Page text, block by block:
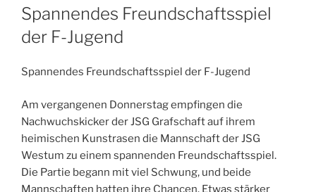
AM
Spannendes Freundschaftsspiel
der F-Jugend
Spannendes Freundschaftsspiel der F-Jugend
Am vergangenen Donnerstag empfingen die
Nachwuchskicker der JSG Grafschaft auf ihrem
heimischen Kunstrasen die Mannschaft der JSG
Westum zu einem spannenden Freundschaftsspiel.
Die Partie begann mit viel Schwung, und beide
Mannschaften hatten ihre Chancen. Etwas stärker